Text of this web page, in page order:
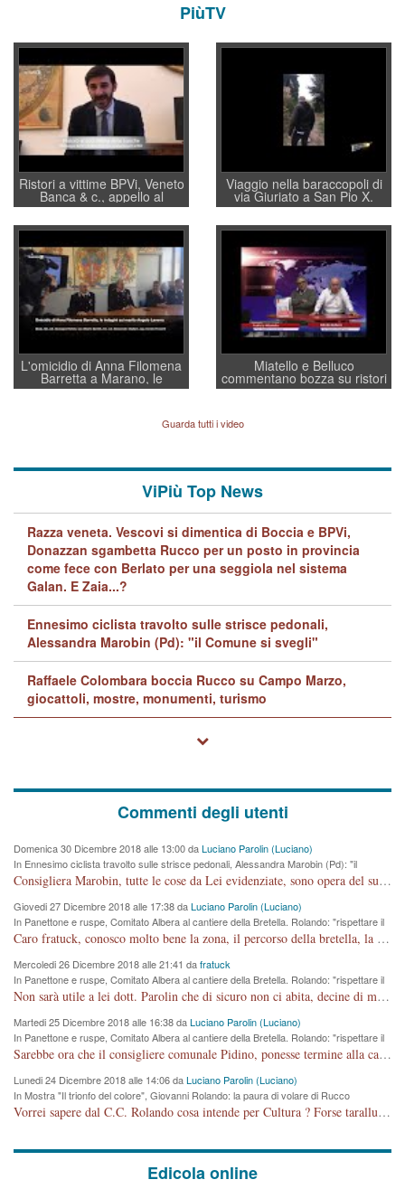
PiùTV
Ristori a vittime BPVi, Veneto
Banca & c., appello al
sottosegretario Alessio
Villarosa: per mettere ordine
convochi con Di Maio CNCU
a supporto della cabina di
regia al Mef
Viaggio nella baraccopoli di
via Giuriato a San Pio X.
Vicenza ai Vicentini: “faremo
un regalo di Natale ai
residenti”
L'omicidio di Anna Filomena
Barretta a Marano, le
indagini dei carabinieri di
Lavarra: più avvincenti di
quelle di... Barbara D'Urso
Miatello e Belluco
commentano bozza su ristori
BPVi e Veneto Banca
Guarda tutti i video
ViPiù Top News
Razza veneta. Vescovi si dimentica di Boccia e BPVi,
Donazzan sgambetta Rucco per un posto in provincia
come fece con Berlato per una seggiola nel sistema
Galan. E Zaia...?
Ennesimo ciclista travolto sulle strisce pedonali,
Alessandra Marobin (Pd): "il Comune si svegli"
Raffaele Colombara boccia Rucco su Campo Marzo,
giocattoli, mostre, monumenti, turismo
Commenti degli utenti
Domenica 30 Dicembre 2018 alle 13:00 daLuciano Parolin (Luciano)
In Ennesimo ciclista travolto sulle strisce pedonali, Alessandra Marobin (Pd): "il
Comune si svegli"
Consigliera Marobin, tutte le cose da Lei evidenziate, sono opera del suo ex Assessore e compagno di Partito Antonio Marco Dalla Pozza Assessore alla "progettazione" di piste ciclabili e altre porcherie. A lui manderei il conto da saldare per incidenti e danni alle persone. E' ora che "finiamola." Avete perso rassegnatevi. qui IL SINDACO RUCCO NON C'ENTRA PER NIENTE. CAPITO!!!!!!!! Amen.
Giovedi 27 Dicembre 2018 alle 17:38 daLuciano Parolin (Luciano)
In Panettone e ruspe, Comitato Albera al cantiere della Bretella. Rolando: "rispettare il
cronoprogramma"
Caro fratuck, conosco molto bene la zona, il percorso della bretella, la situazione dei cittadini, abito in Viale Trento. A partire dal 2003 ho partecipato al Comitato di Maddalene pro bretella, e a riunioni propositive per apportare modifiche al progetto. Numerose mie foto del territorio sono arrivate a Roma, altri miei interventi (non graditi dalla Sx) sono stati pubblicati dal GdV, assieme ad altri come Ciro Asproso, ora favorevole alla bretella. Ho partecipato alla raccolta firme per la chiusura della strada x 5 giorni eseguita dal Sindaco Hullwech per sforamento 180 Micro/g. Pertanto come impegno per la tematica sono apposto con la coscienza. Ora il Progetto è partito, fine! Voglio dire che la nuova Giunta "comunale" non c'entra più. L'opera sarà "malauguratamente" eseguita, ma non con il mio placet. Il Consigliere Comunale dovrebbe capire che la campagna elettorale è finita, con buona pace di tutti. Quello che invece dovrebbe interessare è la proprietà della strada, dall'uscita autostradale Ovest, sino alla Rotatoria dell'Albara, vi sono tre possessori: Autostrade SpA; La Provincia, il Comune. Come la mettiamo per il futuro ? I costi, da 50 sono saliti a 100 milioni di € come dire 20 milioni a KM (!) da non credere. Comunque si farà. Ma nessuno canti Vittoria, anzi meglio non farne un ulteriore fatto "partitico" per questioni elettorali o di seggio. Se mi manda la sua mail, sono disponibile ad inviare i documenti e le foto sopra descritte. Con ossequi, Luciano Parolin
Mercoledi 26 Dicembre 2018 alle 21:41 dafratuck
In Panettone e ruspe, Comitato Albera al cantiere della Bretella. Rolando: "rispettare il
cronoprogramma"
Non sarà utile a lei dott. Parolin che di sicuro non ci abita, decine di migliaia di TIR, automobili e padroncini che passano quotidianamente per una strada appena rotabile, non è più possibile stendere i panni, attraversare la strada senza rischiare la morte, le case stanno crepando, i tempi sono cambiati e la bretella non passerà assolutamente per maddalene (ma cosa sta a dire?!), dia invece responsabilità a chi ha costruito tagliando la strada che doveva invece terminare a isola vicentina e non al moracchino lasciando Motta di Costabissara ancora in panne di traffico. I tempi sono cambiati dottore e se l'anagrafe della vita stagna nell'essere umano impressioni conservatrici, la società non le considera perchè va avanti, si industrializza e ha bisogno di infrastrutture e di sviluppo. Ultima considerazione, se è geloso di Rolando perchè vede in lui solo campagne politiche mentre si difendono i SOLI diritti dei cittadini, la preghiamo faccia considerazioni più appropriate. Saluti e complimenti per i suoi scritti.
Martedi 25 Dicembre 2018 alle 16:38 daLuciano Parolin (Luciano)
In Panettone e ruspe, Comitato Albera al cantiere della Bretella. Rolando: "rispettare il
cronoprogramma"
Sarebbe ora che il consigliere comunale Pidino, ponesse termine alla campagna elettorale nel territorio del suo seggio Villaggio del Sole. La tiraca è iniziata, distruggerà 6 km di prateria ovest della città, ricca di fonti e sorgenti d'acqua. I cittadini di Maddalene non avranno più Pace la notte. Molta colpa per la costruzione di questa Strada è proprio del signor Rolando,dei suoi gazebo mobili e che vuol far passare questa opera VANDALICA come progetto "utile" a chi ? Non è cosa seria sig. Rolando!
Lunedi 24 Dicembre 2018 alle 14:06 daLuciano Parolin (Luciano)
In Mostra "Il trionfo del colore", Giovanni Rolando: la paura di volare di Rucco
Vorrei sapere dal C.C. Rolando cosa intende per Cultura ? Forse tarallucci, vino e sagre, o spaghetti tricolori del PD ? Il continuo (s)parlare della mostra a Palazzo Chiericati caro consigliere DANNEGGIA FORTEMENTE l'immagine della città TUTTA e fa deviare i consensi che in RUSSIA (badi bene ex U.R.S.S.) sono ECCELLENTI. A livello artistico l'evento è di alta Valenza culturale, COMPITO di Tutta la Cittadinanza fare il possibile per propagandare l'iniziativa senza farne UN CASO PARTITICO come fa Lei da sempre. Meno Gazebo + Partecipazione! E così sia. Amen.
Edicola online